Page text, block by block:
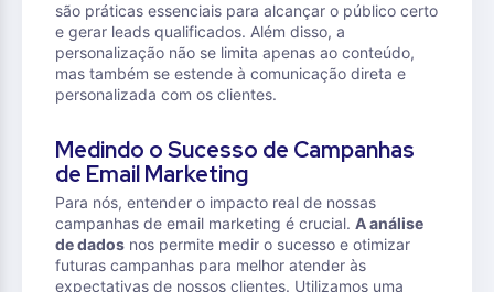
são práticas essenciais para alcançar o público certo
e gerar leads qualificados. Além disso, a
personalização não se limita apenas ao conteúdo,
mas também se estende à comunicação direta e
personalizada com os clientes.
Medindo o Sucesso de Campanhas
de Email Marketing
Para nós, entender o impacto real de nossas
campanhas de email marketing é crucial. A análise
de dados nos permite medir o sucesso e otimizar
futuras campanhas para melhor atender às
expectativas de nossos clientes. Utilizamos uma